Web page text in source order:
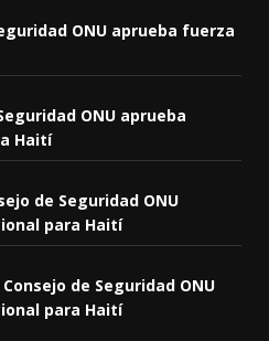
ONU aprueba fuerza
ONU aprueba
Haití
de Seguridad ONU
para Haití
Consejo de Seguridad ONU
para Haití